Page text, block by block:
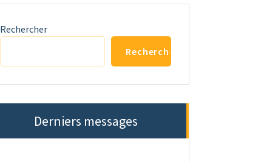
Rechercher
Rechercher
Derniers messages